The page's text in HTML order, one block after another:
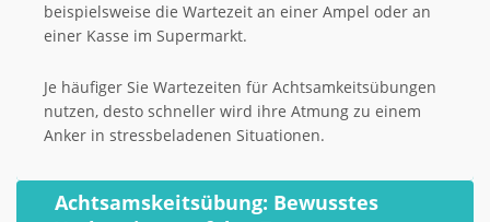
beispielsweise die Wartezeit an einer Ampel oder an
einer Kasse im Supermarkt.
Je häufiger Sie Wartezeiten für Achtsamkeitsübungen
nutzen, desto schneller wird ihre Atmung zu einem
Anker in stressbeladenen Situationen.
Achtsamskeitsübung: Bewusstes